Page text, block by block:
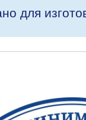
для